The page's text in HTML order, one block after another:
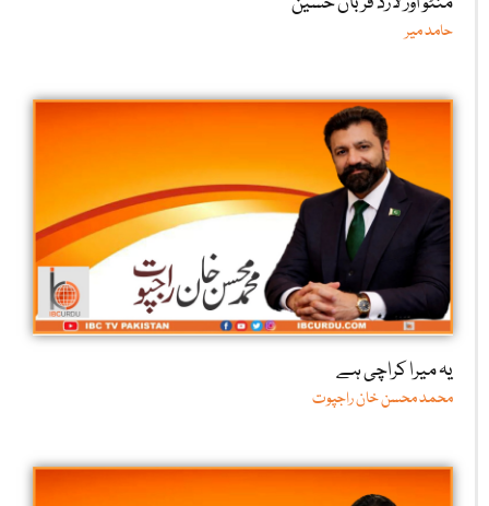
حامد میر
یہ میرا کراچی ہے
محمد محسن خان راجپوت